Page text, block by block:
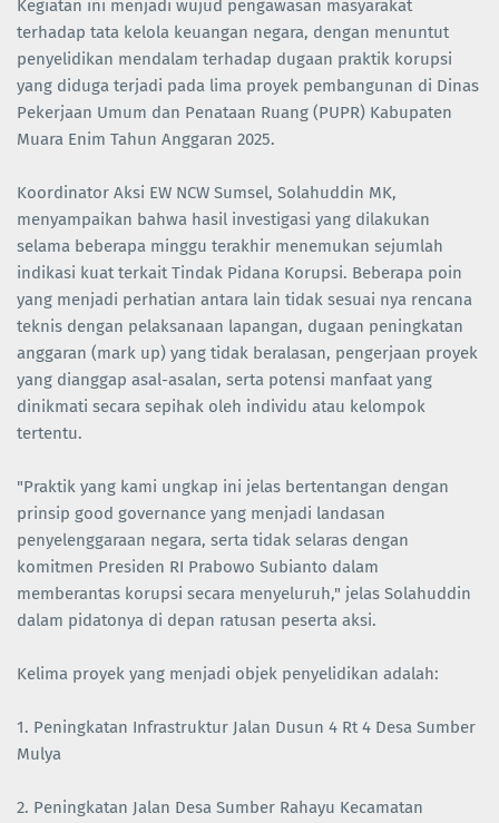
Kegiatan ini menjadi wujud pengawasan masyarakat
terhadap tata kelola keuangan negara, dengan menuntut
penyelidikan mendalam terhadap dugaan praktik korupsi
yang diduga terjadi pada lima proyek pembangunan di Dinas
Pekerjaan Umum dan Penataan Ruang (PUPR) Kabupaten
Muara Enim Tahun Anggaran 2025.
Koordinator Aksi EW NCW Sumsel, Solahuddin MK,
menyampaikan bahwa hasil investigasi yang dilakukan
selama beberapa minggu terakhir menemukan sejumlah
indikasi kuat terkait Tindak Pidana Korupsi. Beberapa poin
yang menjadi perhatian antara lain tidak sesuai nya rencana
teknis dengan pelaksanaan lapangan, dugaan peningkatan
anggaran (mark up) yang tidak beralasan, pengerjaan proyek
yang dianggap asal-asalan, serta potensi manfaat yang
dinikmati secara sepihak oleh individu atau kelompok
tertentu.
"Praktik yang kami ungkap ini jelas bertentangan dengan
prinsip good governance yang menjadi landasan
penyelenggaraan negara, serta tidak selaras dengan
komitmen Presiden RI Prabowo Subianto dalam
memberantas korupsi secara menyeluruh," jelas Solahuddin
dalam pidatonya di depan ratusan peserta aksi.
Kelima proyek yang menjadi objek penyelidikan adalah:
1. Peningkatan Infrastruktur Jalan Dusun 4 Rt 4 Desa Sumber
Mulya
2. Peningkatan Jalan Desa Sumber Rahayu Kecamatan